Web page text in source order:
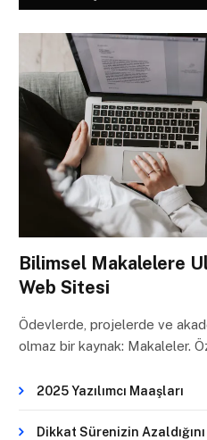
Bilimsel Makalelere
Web Sitesi
Ödevlerde, projelerde ve
olmaz bir kaynak: Makaleler.
2025 Yazılımcı Maaşları
Dikkat Sürenizin